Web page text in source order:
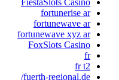
FiestaSlots Casino
fortunerise ar
fortunewave ar
fortunewave xyz ar
FoxSlots Casino
fr
fr t2
fuerth-regional.de/